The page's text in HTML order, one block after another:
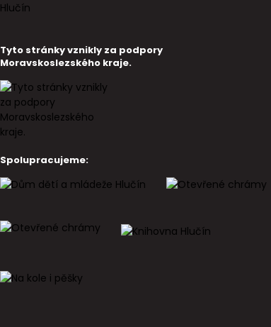
Tyto stránky vznikly za podpory
Moravskoslezského kraje.
Spolupracujeme: